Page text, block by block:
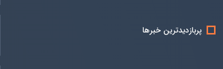
پربازدیدترین خبرها